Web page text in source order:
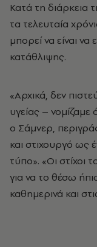
Κατά τη διάρκεια
τα τελευταία
μπορεί να είναι να
κατάθλιψης.
«Αρχικά, δεν
υγείας – νομίζαμε
ο Σάμνερ,
και στιχουργό ως
τύπο». «Οι στίχοι
για να το θέσω
καθημερινά και